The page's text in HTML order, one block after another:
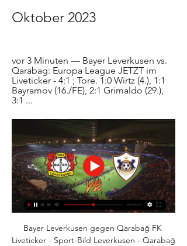
Oktober 2023
vor 3 Minuten — Bayer Leverkusen vs.
Qarabag: Europa League JETZT im
Liveticker - 4:1 ; Tore. 1:0 Wirtz (4.), 1:1
Bayramov (16./FE), 2:1 Grimaldo (29.),
3:1 ...
Bayer Leverkusen gegen Qarabağ FK
Liveticker - Sport-Bild Leverkusen - Qarabağ